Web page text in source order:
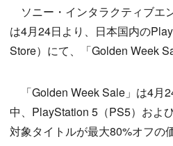
ソニー・インタラクティブエ
は4月24日より、日本国内の
Store）にて、「Golden Week
「Golden Week Sale」は4月
中、PlayStation 5（PS5）およ
対象タイトルが最大80%オフの